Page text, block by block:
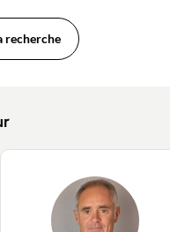
recherche